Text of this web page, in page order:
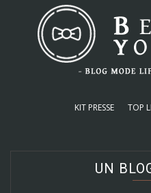
KIT PRESSE TOP
UN